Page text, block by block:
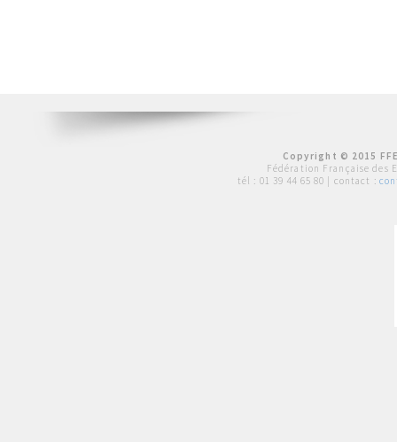
Copyright © 2015
Fédération Française des
tél : 01 39 44 65 80 | contact :